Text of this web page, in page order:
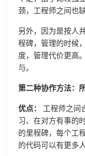
颈，工程师之间也
另外，因为是按人
程碑，管理的时候
度，管理代价更高
与。
第二种协作方法：
优点：
工程师之间
习、在对方有事的
的里程碑，每个工
的代码可以有更多